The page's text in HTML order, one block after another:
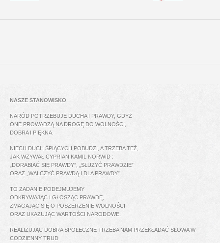
NASZE STANOWISKO
NARÓD POTRZEBUJE DUCHA I PRAWDY, GDYŻ
ONE PROWADZĄ NA DROGĘ DO WOLNOŚCI,
DOBRA I PIĘKNA.
NIECH DUCH ŚPIĄCYCH POBUDZI, A TRZEBA TEŻ,
JAK WZYWAŁ CYPRIAN KAMIL NORWID :
„DORABIAĆ SIĘ PRAWDY”, „SŁUŻYĆ PRAWDZIE”
ORAZ „WALCZYĆ PRAWDĄ I DLA PRAWDY”.
TO ZADANIE PODEJMUJEMY
ODKRYWAJĄC I GŁOSZĄC PRAWDĘ,
ZMAGAJĄC SIĘ O POSZERZENIE WOLNOŚCI
ORAZ UKAZUJĄC WARTOŚCI NARODOWE.
REALIZUJĄC DOBRA SPOŁECZNE TRZEBA NAM PRZEKŁADAĆ SŁOWA W
CODZIENNY TRUD